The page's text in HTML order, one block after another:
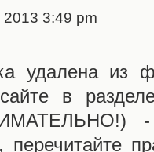
2013 3:49 pm
удалена из
в
перечитайте